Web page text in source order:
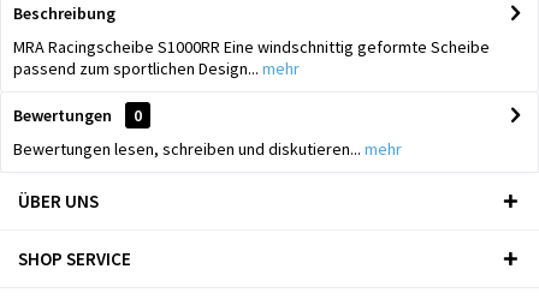
Beschreibung
MRA Racingscheibe S1000RR Eine windschnittig geformte Scheibe
passend zum sportlichen Design... mehr
Bewertungen
0
Bewertungen lesen, schreiben und diskutieren... mehr
ÜBER UNS
SHOP SERVICE